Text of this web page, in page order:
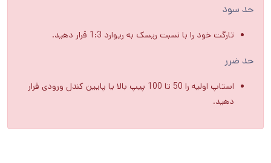
حد سود
تارگت خود را با نسبت ریسک به ریوارد 1:3 قرار دهید.
حد ضرر
استاپ اولیه را 50 تا 100 پیپ بالا یا پایین کندل ورودی قرار
دهید.